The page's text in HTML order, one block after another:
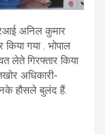
अनिल कुमार
किया गया . भोपाल
लेते गिरफ्तार किया
अधिकारी-
हौसले बुलंद हैं.